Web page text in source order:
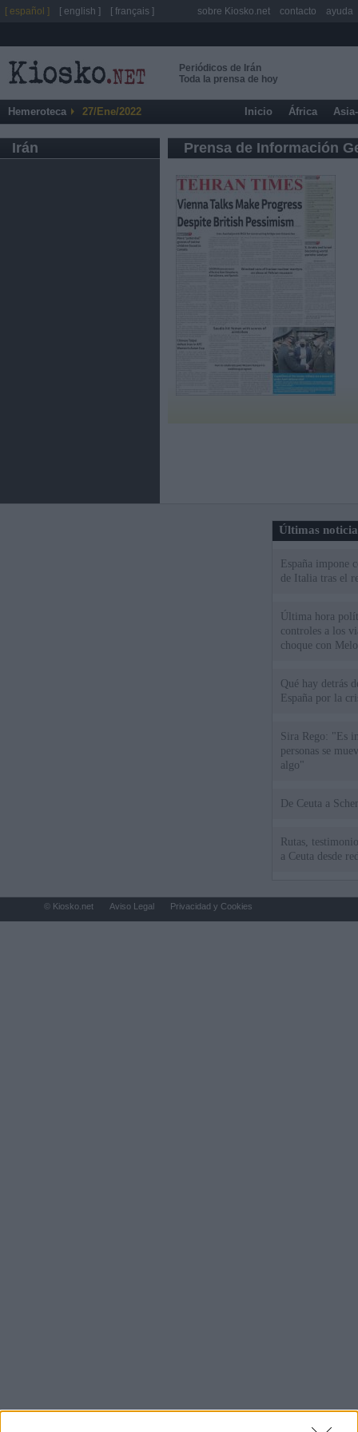
Periódicos de Irán
Toda la prensa de hoy
Hemeroteca 27/Ene/2022 Inicio África
Irán Prensa de Información
Últimas
España impone
de Italia tras el
Última hora
controles a los
choque con
Qué hay detrás
España por la
Sira Rego: "Es
personas se
algo"
De
Rutas,
a Ceuta desde
[ español ] [ english ] [ français ] sobre Kiosko.net contacto ayuda
© Kiosko.net Aviso Legal Privacidad y Cookies